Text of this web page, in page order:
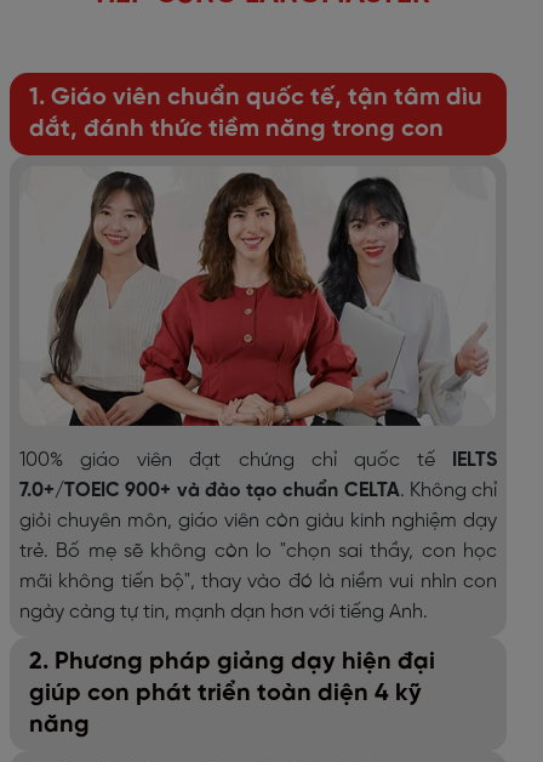
1. Giáo viên chuẩn quốc tế, tận tâm dìu
dắt, đánh thức tiềm năng trong con
100% giáo viên đạt chứng chỉ quốc tế
IELTS
7.0+/TOEIC 900+ và đào tạo chuẩn CELTA. Không chỉ
giỏi chuyên môn, giáo viên còn giàu kinh nghiệm dạy
trẻ. Bố mẹ sẽ không còn lo "chọn sai thầy, con học
mãi không tiến bộ", thay vào đó là niềm vui nhìn con
ngày càng tự tin, mạnh dạn hơn với tiếng Anh.
2. Phương pháp giảng dạy hiện đại
giúp con phát triển toàn diện 4 kỹ
năng